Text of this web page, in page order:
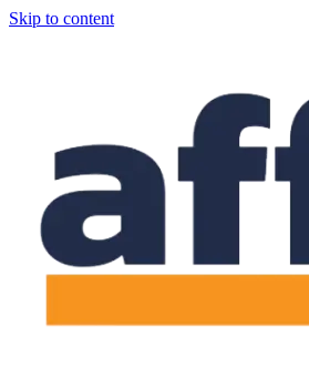
Skip to content